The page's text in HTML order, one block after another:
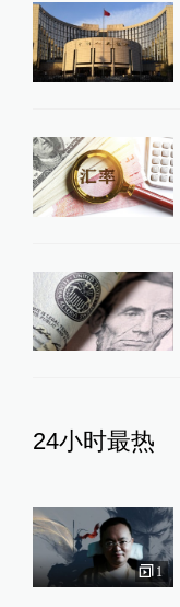
24小时最热
1